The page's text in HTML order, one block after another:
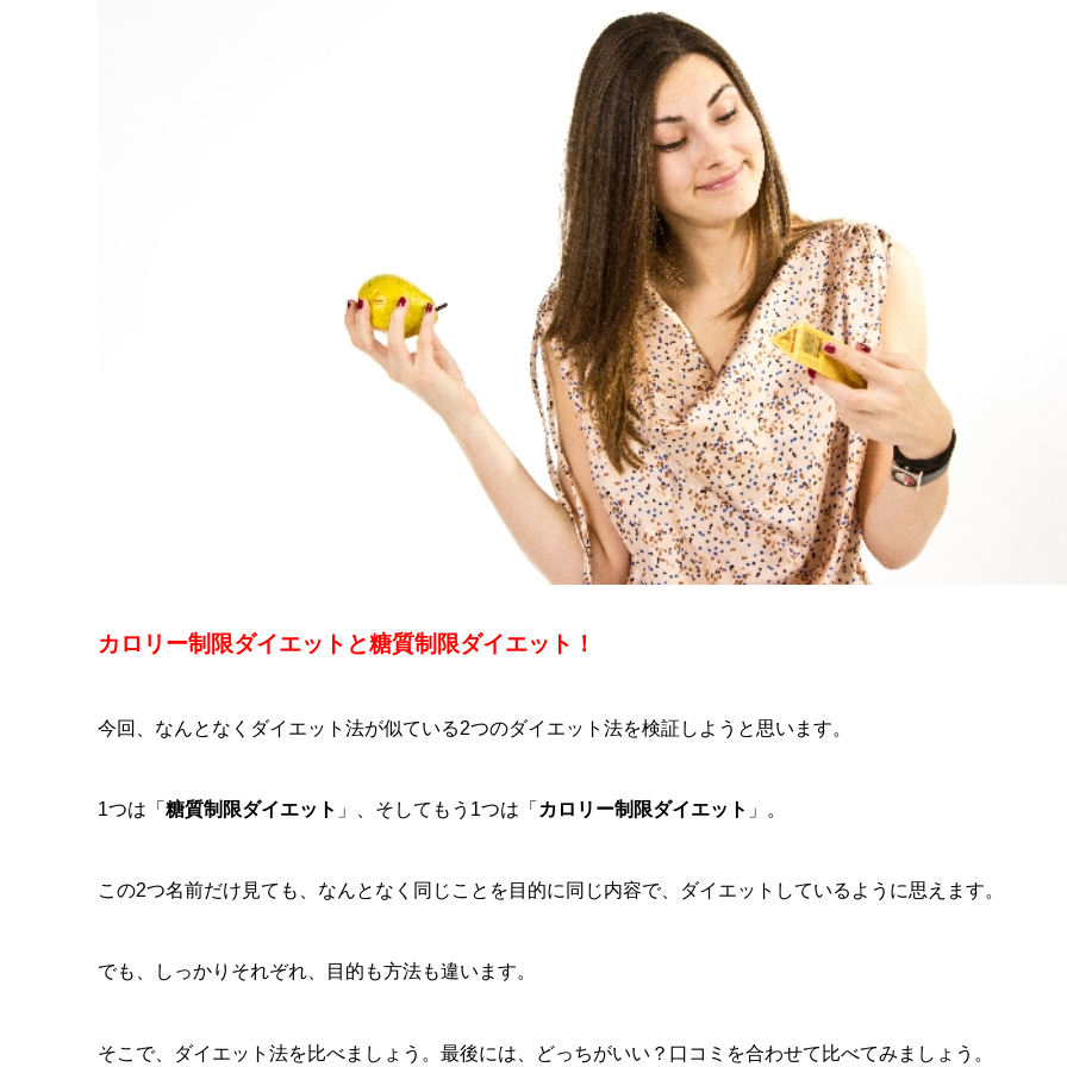
カロリー制限ダイエットと糖質制限ダイエット！
今回、なんとなくダイエット法が似ている2つのダイエット法を検証しようと思います。
1つは「 糖質制限ダイエット 」、そしてもう1つは「 カロリー制限ダイエット 」。
この2つ名前だけ見ても、なんとなく同じことを目的に同じ内容で、ダイエットしているように思えます。
でも、しっかりそれぞれ、目的も方法も違います。
そこで、ダイエット法を比べましょう。最後には、どっちがいい？口コミを合わせて比べてみましょう。